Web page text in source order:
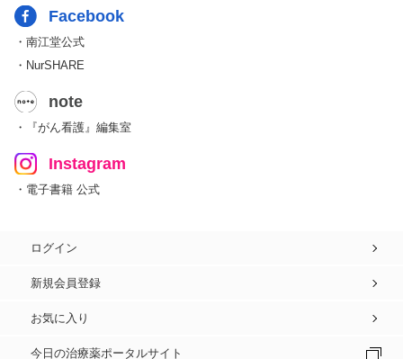
Facebook
・南江堂公式
・NurSHARE
note
・『がん看護』編集室
Instagram
・電子書籍 公式
ログイン
新規会員登録
お気に入り
今日の治療薬ポータルサイト